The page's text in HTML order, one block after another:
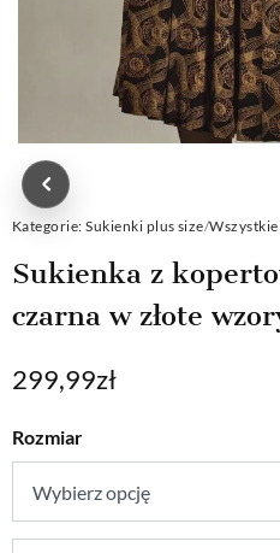
Kategorie: Sukienki plus size/
Sukienka z
czarna w złote
299,99zł
Rozmiar